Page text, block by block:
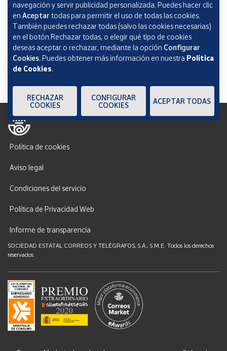
Correos Market
Política de cookies
Aviso legal
Condiciones del servicio
Política de Privacidad Web
Informe de transparencia
SOCIEDAD ESTATAL CORREOS Y TELÉGRAFOS, S.A., S.M.E. Todos los derechos
reservados.
navegación y servir publicidad personalizada. Puedes hacer clic
en Aceptar todas para permitir el uso de todas las cookies.
También puedes rechazar todas (salvo las cookies necesarias)
en el botón Rechazar todas, o elegir qué tipo de cookies
deseas aceptar o rechazar, mediante la opción Configurar
Cookies.Puedes obtener más información en nuestra Política
de Cookies.
RECHAZAR
COOKIES
CONFIGURAR
COOKIES
ACEPTAR TODAS